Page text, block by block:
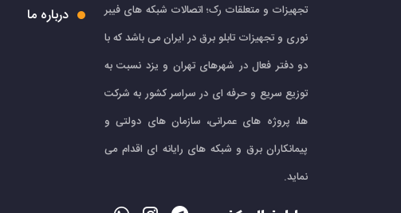
تجهیزات و متعلقات رک؛ اتصالات شبکه های فیبر
نوری و تجهیزات تابلو برق در ایران می باشد که با
دو دفتر فعال در شهرهای تهران و یزد نسبت به
توزیع سریع و حرفه ای در سراسر کشور به شرکت
ها، پروژه های عمرانی، سازمان های دولتی و
پیمانکاران برق و شبکه های رایانه ای اقدام می
نماید.
درباره ما